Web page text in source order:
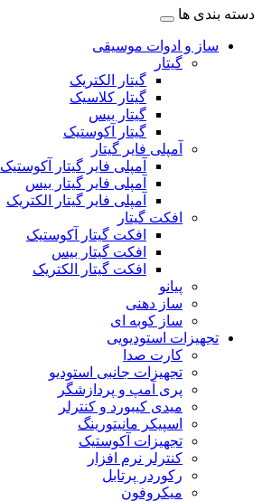
دسته بندی ها
ساز و ادوات موسیقی
گیتار
گیتار الکتریک
گیتار کلاسیک
گیتار بیس
گیتار آکوستیک
آمپلی فایر گیتار
آمپلی فایر گیتار آکوستیک
آمپلی فایر گیتار بیس
آمپلی فایر گیتار الکتریک
افکت گیتار
افکت گیتار آکوستیک
افکت گیتار بیس
افکت گیتار الکتریک
پیانو
ساز دهنی
ساز کوبه ای
تجهیزات استودیویی
کارت صدا
تجهیزات جانبی استودیو
پری آمپ و پردازشگر
میدی کیبورد و کنترلر
اسپیکر مانیتورینگ
تجهیزات آکوستیک
کنترلر نرم افزار
رکوردر پرتابل
میکروفون